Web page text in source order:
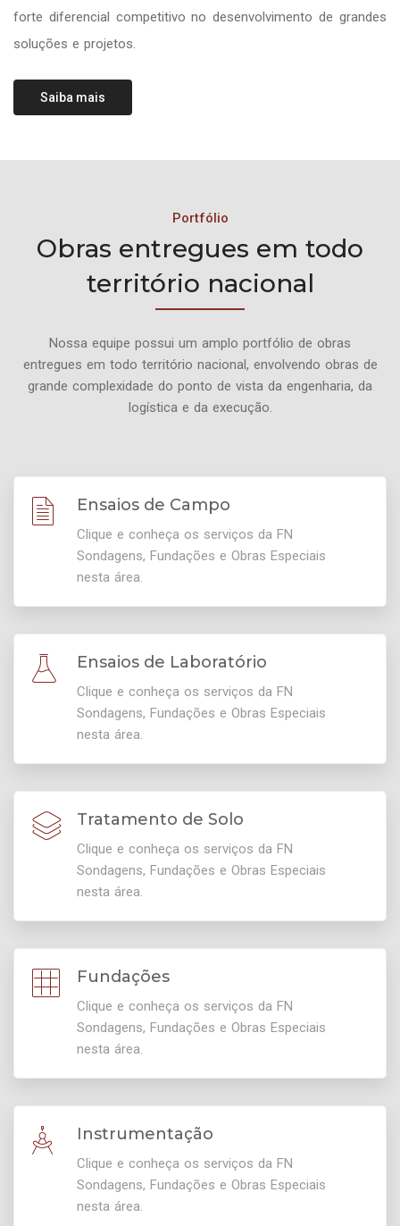
forte diferencial competitivo no desenvolvimento de grandes
soluções e projetos.
Saiba mais
Portfólio
Obras entregues em todo
território nacional
Nossa equipe possui um amplo portfólio de obras
entregues em todo território nacional, envolvendo obras de
grande complexidade do ponto de vista da engenharia, da
logística e da execução.
Ensaios de Campo
Clique e conheça os serviços da FN
Sondagens, Fundações e Obras Especiais
nesta área.
Ensaios de Laboratório
Clique e conheça os serviços da FN
Sondagens, Fundações e Obras Especiais
nesta área.
Tratamento de Solo
Clique e conheça os serviços da FN
Sondagens, Fundações e Obras Especiais
nesta área.
Fundações
Clique e conheça os serviços da FN
Sondagens, Fundações e Obras Especiais
nesta área.
Instrumentação
Clique e conheça os serviços da FN
Sondagens, Fundações e Obras Especiais
nesta área.